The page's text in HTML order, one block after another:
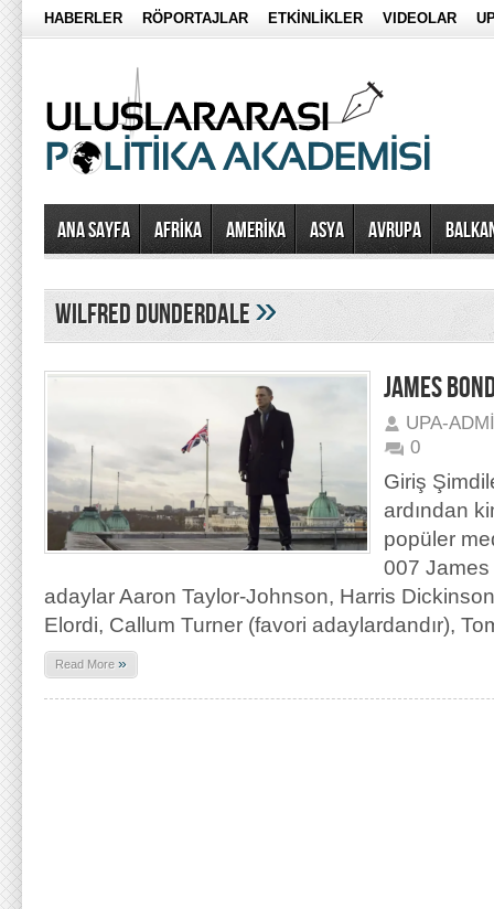
HABERLER RÖPORTAJLAR ETKİNLİKLER VIDEOLAR
Ana Sayfa AFRİKA AMERİKA ASYA AVRUPA
Wilfred Dunderdale»
JAMES
UPA-
0
Giriş
ardından
popüler
007
adaylar Aaron Taylor-Johnson, Harris
Elordi, Callum Turner (favori adaylardandır),
Read More »